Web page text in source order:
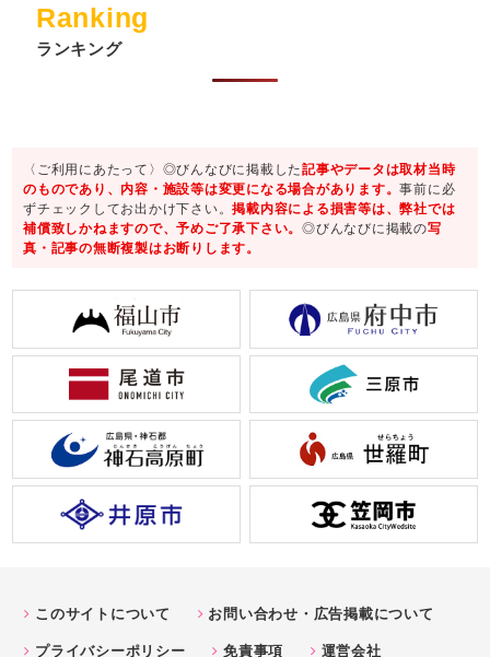
Ranking
ランキング
〈ご利用にあたって〉◎びんなびに掲載した記事やデータは取材当時
のものであり、内容・施設等は変更になる場合があります。事前に必
ずチェックしてお出かけ下さい。掲載内容による損害等は、弊社では
補償致しかねますので、予めご了承下さい。◎びんなびに掲載の写
真・記事の無断複製はお断りします。
このサイトについて
お問い合わせ・広告掲載について
プライバシーポリシー
免責事項 運営会社